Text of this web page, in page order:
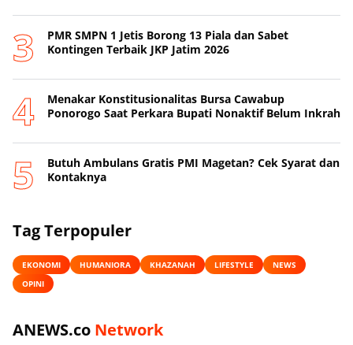
PMR SMPN 1 Jetis Borong 13 Piala dan Sabet
Kontingen Terbaik JKP Jatim 2026
Menakar Konstitusionalitas Bursa Cawabup
Ponorogo Saat Perkara Bupati Nonaktif Belum Inkrah
Butuh Ambulans Gratis PMI Magetan? Cek Syarat dan
Kontaknya
Tag Terpopuler
EKONOMI HUMANIORA KHAZANAH LIFESTYLE
NEWS
OPINI
ANEWS.co Network